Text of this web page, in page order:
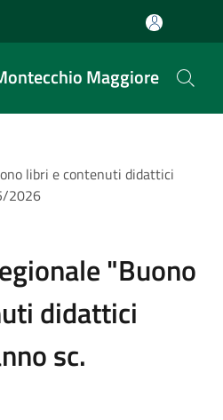
Maggiore
libri e contenuti didattici
2026
"Buono
didattici
sc.